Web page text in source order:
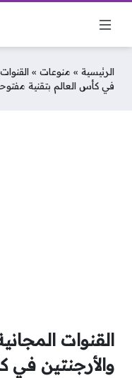
الرئيسية » منوعات »
في كأس العالم بتقنية
القنوات
والأرجنتين في